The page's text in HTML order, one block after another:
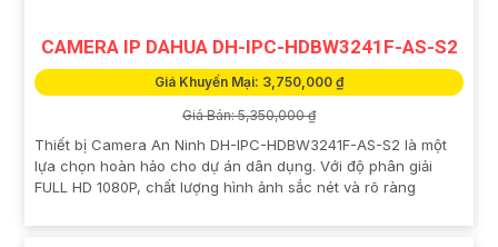
CAMERA IP DAHUA DH-IPC-HDBW3241F-AS-S2
Giá Khuyến Mại: 3,750,000 ₫
Giá Bán: 5,350,000 ₫
Thiết bị Camera An Ninh DH-IPC-HDBW3241F-AS-S2 là một
lựa chọn hoàn hảo cho dự án dân dụng. Với độ phân giải
FULL HD 1080P, chất lượng hình ảnh sắc nét và rõ ràng